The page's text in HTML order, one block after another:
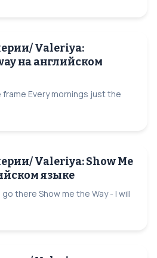
Valeriya:
на английском
Every mornings just the
Valeriya: Show Me
языке
there Show me the Way - I will